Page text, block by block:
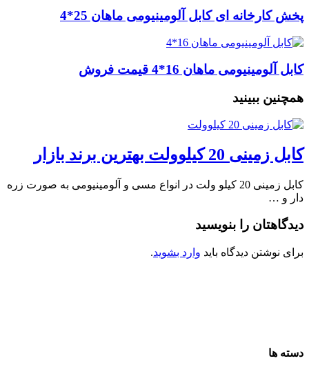
پخش کارخانه ای کابل آلومینیومی ماهان 25*4
کابل آلومینیومی ماهان 16*4 قیمت فروش
همچنین ببینید
کابل زمینی 20 کیلوولت بهترین برند بازار
کابل زمینی 20 کیلو ولت در انواع مسی و آلومینیومی به صورت زره
دار و …
دیدگاهتان را بنویسید
برای نوشتن دیدگاه باید وارد بشوید.
دسته ها